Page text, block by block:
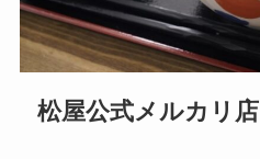
松屋公式メルカリ店